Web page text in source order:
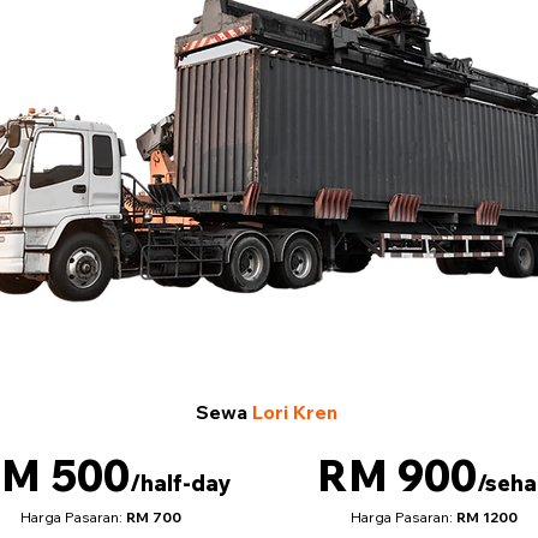
Sewa Lori Kren
RM 900/
Harga Pasaran: RM 1200
500/half-day
Harga Pasaran: RM 700